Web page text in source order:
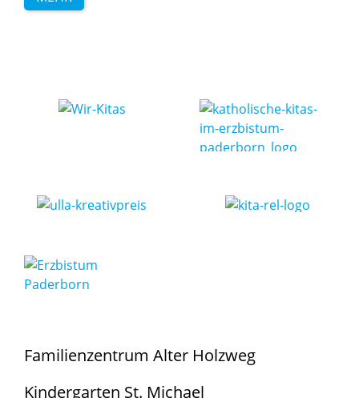
Familienzentrum Alter Holzweg
Kindergarten St. Michael